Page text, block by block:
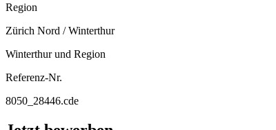
Region
Zürich Nord / Winterthur
Winterthur und Region
Referenz-Nr.
8050_28446.cde